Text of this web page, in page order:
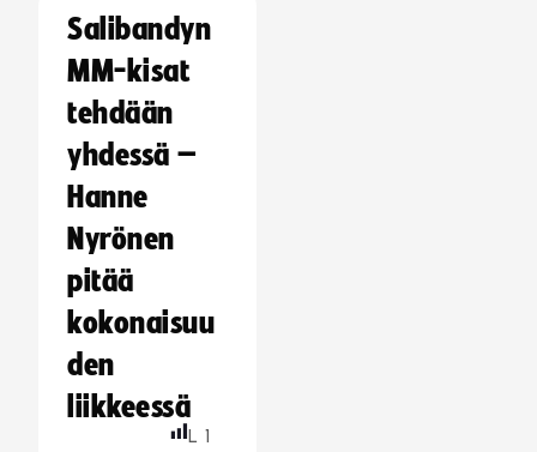
Salibandyn
MM-kisat
tehdään
yhdessä –
Hanne
Nyrönen
pitää
kokonaisuu
den
liikkeessä
L 1